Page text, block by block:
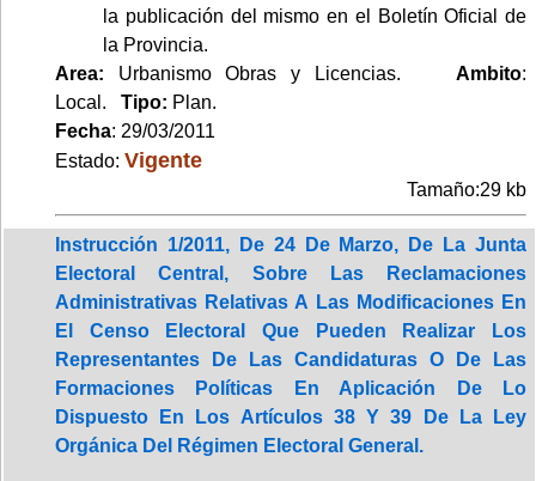
la publicación del mismo en el Boletín Oficial de
la Provincia.
Area: Urbanismo Obras y Licencias. Ambito:
Local. Tipo: Plan.
Fecha: 29/03/2011
Estado: Vigente
Tamaño:29 kb
Instrucción 1/2011, De 24 De Marzo, De La Junta
Electoral Central, Sobre Las Reclamaciones
Administrativas Relativas A Las Modificaciones En
El Censo Electoral Que Pueden Realizar Los
Representantes De Las Candidaturas O De Las
Formaciones Políticas En Aplicación De Lo
Dispuesto En Los Artículos 38 Y 39 De La Ley
Orgánica Del Régimen Electoral General.